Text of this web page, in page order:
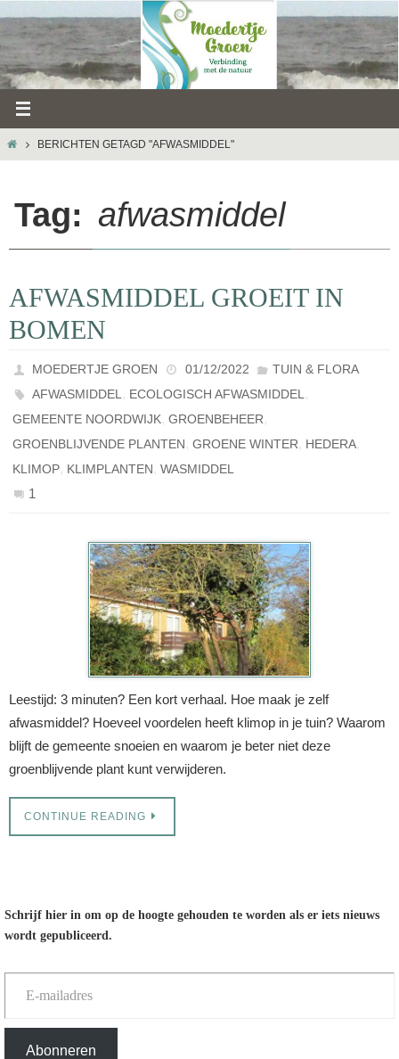
naar
inhoud
HOMEBERICHTEN GETAGD "AFWASMIDDEL"
Tag: afwasmiddel
AFWASMIDDEL GROEIT IN
BOMEN
MOEDERTJE GROEN 01/12/2022
TUIN & FLORA
AFWASMIDDEL , ECOLOGISCH AFWASMIDDEL ,
GEMEENTE NOORDWIJK, GROENBEHEER,
GROENBLIJVENDE PLANTEN, GROENE WINTER, HEDERA,
KLIMOP, KLIMPLANTEN, WASMIDDEL
1
Leestijd: 3 minuten? Een kort verhaal. Hoe maak je zelf
afwasmiddel? Hoeveel voordelen heeft klimop in je tuin? Waarom
blijft de gemeente snoeien en waarom je beter niet deze
groenblijvende plant kunt verwijderen.
CONTINUE READING
Schrijf hier in om op de hoogte gehouden te worden als er iets nieuws
wordt gepubliceerd.
E-mailadres
Abonneren